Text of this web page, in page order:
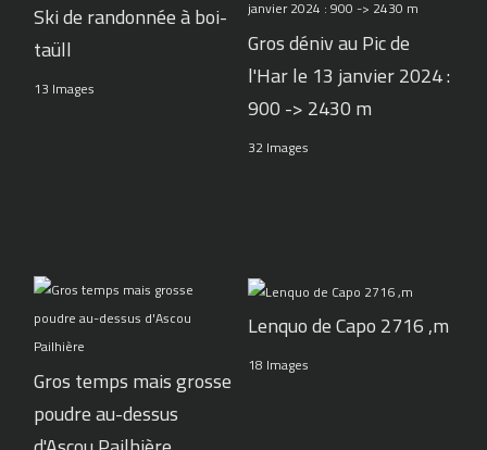
Ski de randonnée à boi-
taüll
13 Images
Gros déniv au Pic de
l'Har le 13 janvier 2024 :
900 -> 2430 m
32 Images
Gros temps mais grosse
poudre au-dessus
Lenquo de Capo 2716 ,m
18 Images